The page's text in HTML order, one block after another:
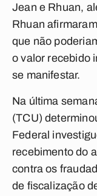
Jean e Rhuan,
Rhuan
que não
o valor recebido
se manifestar.
Na última
(TCU)
Federal
recebimento do
contra os
de fiscalização